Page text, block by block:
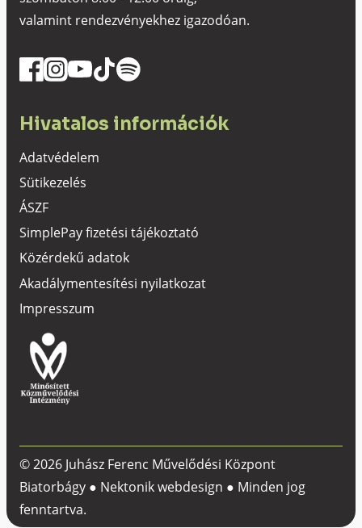
valamint rendezvényekhez igazodóan.
Hivatalos információk
Adatvédelem
Sütikezelés
ÁSZF
SimplePay fizetési tájékoztató
Közérdekű adatok
Akadálymentesítési nyilatkozat
Impresszum
© 2026 Juhász Ferenc Művelődési Központ
Biatorbágy ● Nektonik webdesign ● Minden jog
fenntartva.